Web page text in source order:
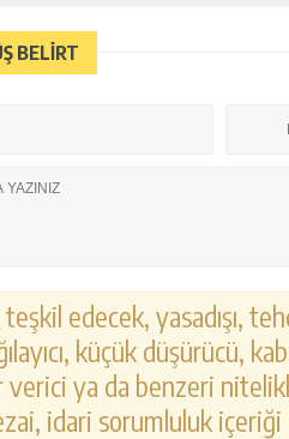
BELİRT
teşkil edecek, yasadışı,
küçük düşürücü,
verici ya da benzeri
idari sorumluluk